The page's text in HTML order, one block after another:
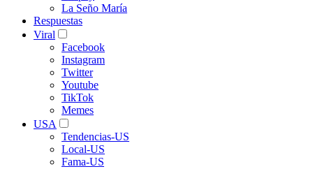
La Seño María
Respuestas
Viral
Facebook
Instagram
Twitter
Youtube
TikTok
Memes
USA
Tendencias-US
Local-US
Fama-US